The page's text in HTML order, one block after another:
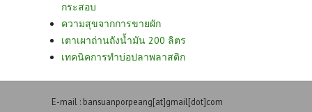
กระสอบ
ความสุขจากการขายผัก
เตาเผาถ่านถังน้ำมัน 200 ลิตร
เทคนิคการทำบ่อปลาพลาสติก
E-mail : bansuanporpeang[at]gmail[dot]com